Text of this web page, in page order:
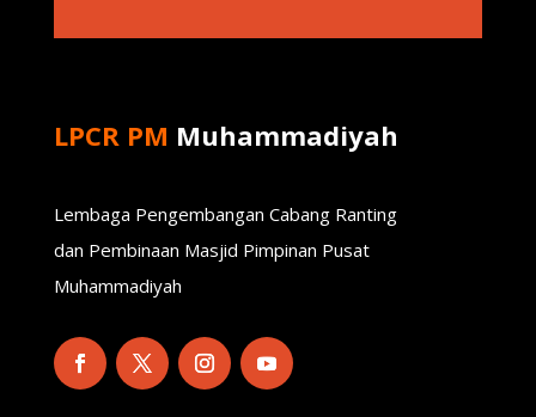
LPCR PM Muhammadiyah
Lembaga Pengembangan Cabang Ranting
dan Pembinaan Masjid Pimpinan Pusat
Muhammadiyah